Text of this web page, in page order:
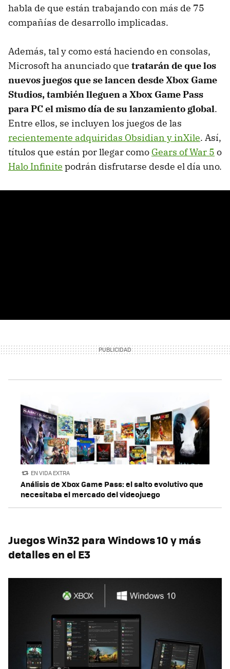
habla de que están trabajando con más de 75
compañías de desarrollo implicadas.
Además, tal y como está haciendo en consolas,
Microsoft ha anunciado que tratarán de que los
nuevos juegos que se lancen desde Xbox Game
Studios, también lleguen a Xbox Game Pass
para PC el mismo día de su lanzamiento global.
Entre ellos, se incluyen los juegos de las
recientemente adquiridas Obsidian y inXile. Así,
títulos que están por llegar como Gears of War 5 o
Halo Infinite podrán disfrutarse desde el día uno.
EN VIDA EXTRA
Análisis de Xbox Game Pass: el salto evolutivo que
necesitaba el mercado del videojuego
Juegos Win32 para Windows 10 y más
detalles en el E3